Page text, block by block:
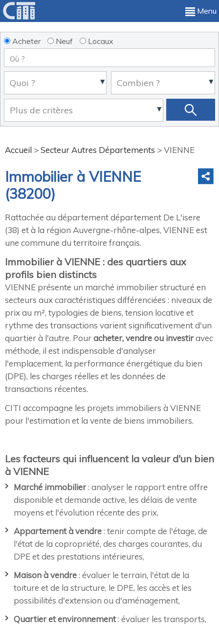
Menu
Acheter Neuf Locaux
Accueil >Secteur Autres Départements >VIENNE
Immobilier à VIENNE
(38200)
Rattachée au département département De L'isere
(38) et à la région Auvergne-rhône-alpes, VIENNE est
une commune du territoire français.
Immobilier à VIENNE : des quartiers aux
profils bien distincts
VIENNE présente un marché immobilier structuré en
secteurs aux caractéristiques différenciées : niveaux de
prix au m², typologies de biens, tension locative et
rythme des transactions varient significativement d'un
quartier à l'autre. Pouracheter, vendre ou investiravec
méthode, il est indispensable d'analyser
l'emplacement, la performance énergétique du bien
(DPE), les charges réelles et les données de
transactions récentes.
CITI accompagne les projets immobiliers à VIENNE
pour l'estimation et la vente de biens immobiliers.
Les facteurs qui influencent la valeur d'un bien
à VIENNE
Marché immobilier: analyser le rapport entre offre
disponible et demande active, les délais de vente
moyens et l'évolution récente des prix,
Appartement à vendre: tenir compte de l'étage, de
l'état de la copropriété, des charges courantes, du
DPE et des prestations intérieures,
Maison à vendre: évaluer le terrain, l'état de la
toiture et de la structure, le DPE, les accès et les
possibilités d'extension ou d'aménagement,
Quartier et environnement: évaluer les transports,